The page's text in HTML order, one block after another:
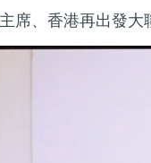
席、香港再出發